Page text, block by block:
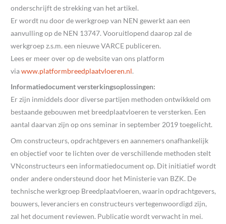
onderschrijft de strekking van het artikel.
Er wordt nu door de werkgroep van NEN gewerkt aan een
aanvulling op de NEN 13747. Vooruitlopend daarop zal de
werkgroep z.s.m. een nieuwe VARCE publiceren.
Lees er meer over op de website van ons platform
viawww.platformbreedplaatvloeren.nl.
Informatiedocument versterkingsoplossingen:
Er zijn inmiddels door diverse partijen methoden ontwikkeld om
bestaande gebouwen met breedplaatvloeren te versterken. Een
aantal daarvan zijn op ons seminar in september 2019 toegelicht.
Om constructeurs, opdrachtgevers en aannemers onafhankelijk
en objectief voor te lichten over de verschillende methoden stelt
VNconstructeurs een informatiedocument op. Dit initiatief wordt
onder andere ondersteund door het Ministerie van BZK. De
technische werkgroep Breedplaatvloeren, waarin opdrachtgevers,
bouwers, leveranciers en constructeurs vertegenwoordigd zijn,
zal het document reviewen. Publicatie wordt verwacht in mei.